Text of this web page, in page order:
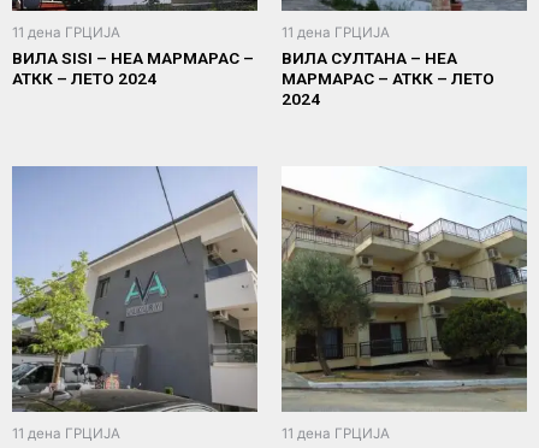
11 дена ГРЦИЈА
ВИЛА SISI – НЕА МАРМАРАС –
АТКК – ЛЕТО 2024
11 дена ГРЦИЈА
ВИЛА СУЛТАНА – НЕА
МАРМАРАС – АТКК – ЛЕТО
2024
11 дена ГРЦИЈА 11 дена ГРЦИЈА